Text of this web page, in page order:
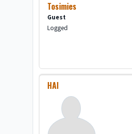
Tosimies
Guest
Logged
HAI